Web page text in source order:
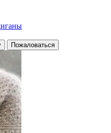
Пожаловаться